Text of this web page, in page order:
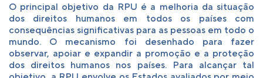
O principal objetivo da RPU é a melhoria da situação
dos direitos humanos em todos os países com
consequências significativas para as pessoas em todo o
mundo. O mecanismo foi desenhado para fazer
observar, apoiar e expandir a promoção e a proteção
dos direitos humanos nos países. Para alcançar tal